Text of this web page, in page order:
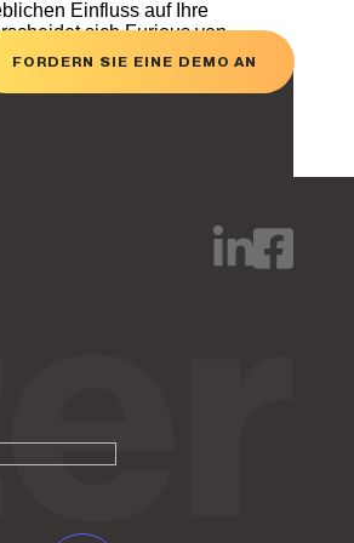
FORDERN SIE EINE DEMO AN
sich Furious von